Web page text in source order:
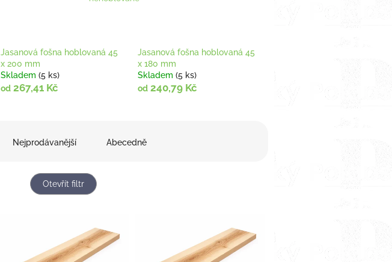
Jasanová fošna hoblovaná 45
x 200 mm
Skladem(5 ks)
od 267,41 Kč
Jasanová fošna hoblovaná 45
x 180 mm
Skladem (5 ks)
od240,79 Kč
Nejprodávanější Abecedně
Otevřít filtr